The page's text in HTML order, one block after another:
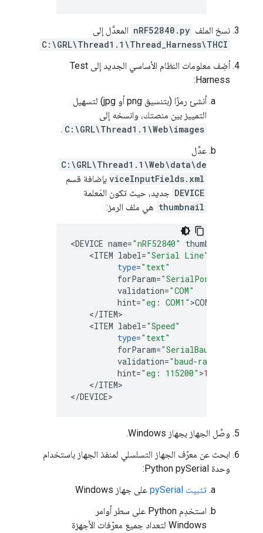
نسخ الملف nRF52840.py المعدَّل إلى
C:\GRL\Thread1.1\Thread_Harness\THCI
أضِف معلومات النظام الأساسي الجديد إلى Test
Harness:
أنشئ رمزًا (بتنسيق png أو jpg) لتسهيل
التمييز بين منصتك، وانسخه إلى
C:\GRL\Thread1.1\Web\images
.
عدِّل
C:\GRL\Thread1.1\Web\data\de
viceInputFields.xml بإضافة قسم
DEVICE جديد، حيث تكون المَعلمة
thumbnail هي ملف الرمز:
<DEVICE name="nRF52840" thumbnail
<ITEM label="Serial Line"
type="text"
forParam="SerialPort"
validation="COM"
hint="eg: COM1" >COM
</ITEM
<ITEM label="Speed"
type="text"
forParam="SerialBaudRate"
validation="baud-rate"
hint="eg: 115200" >115200
</ITEM>
</DEVICE
وصِّل الجهاز بجهاز Windows.
ابحث عن معرّف الجهاز التسلسلي لمنفذ الجهاز باستخدام
وحدة Python pySerial:
تثبيت pySerial
على جهاز Windows
استخدِم Python على سطر أوامر
Windows لتعداد جميع معرّفات الأجهزة